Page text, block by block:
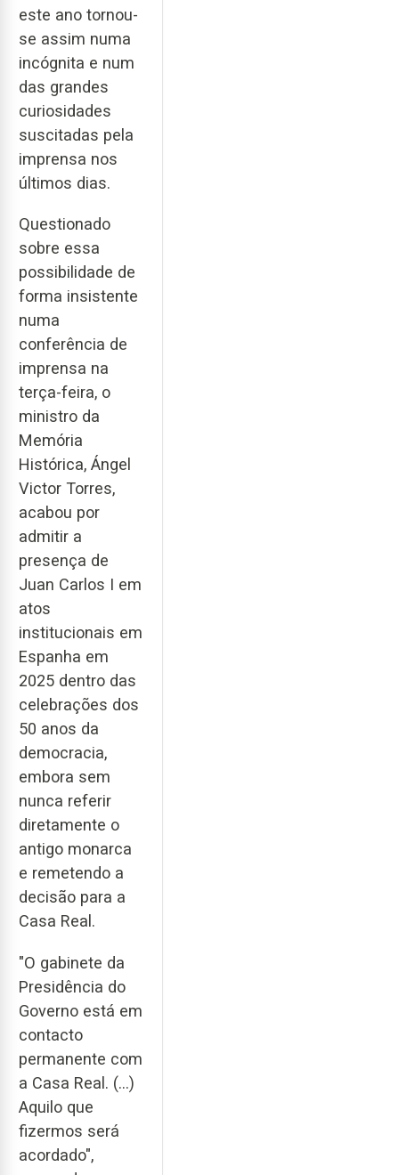
este ano tornou-
se assim numa
incógnita e num
das grandes
curiosidades
suscitadas pela
imprensa nos
últimos dias.
Questionado
sobre essa
possibilidade de
forma insistente
numa
conferência de
imprensa na
terça-feira, o
ministro da
Memória
Histórica, Ángel
Victor Torres,
acabou por
admitir a
presença de
Juan Carlos I em
atos
institucionais em
Espanha em
2025 dentro das
celebrações dos
50 anos da
democracia,
embora sem
nunca referir
diretamente o
antigo monarca
e remetendo a
decisão para a
Casa Real.
"O gabinete da
Presidência do
Governo está em
contacto
permanente com
a Casa Real. (...)
Aquilo que
fizermos será
acordado",